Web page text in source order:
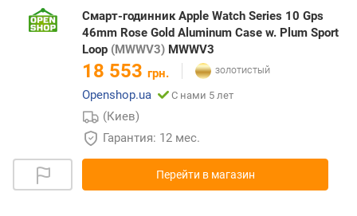
Смарт-годинник Apple Watch Series 10 Gps
46mm Rose Gold Aluminum Case w. Plum Sport
Loop (MWWV3) MWWV3
18 553 грн.
Openshop.ua
С нами 5 лет
(Киев)
Гарантия: 12 мес.
Перейти в магазин